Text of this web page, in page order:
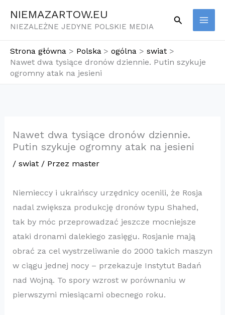
NIEMAZARTOW.EU
NIEZALEŻNE JEDYNE POLSKIE MEDIA
Szukaj
Strona główna Polska ogólna
swiat
Nawet dwa tysiące dronów dziennie. Putin szykuje
ogromny atak na jesieni
Nawet dwa tysiące dronów dziennie.
Putin szykuje ogromny atak na jesieni
/ swiat/ Przez master
Niemieccy i ukraińscy urzędnicy ocenili, że Rosja
nadal zwiększa produkcję dronów typu Shahed,
tak by móc przeprowadzać jeszcze mocniejsze
ataki dronami dalekiego zasięgu. Rosjanie mają
obrać za cel wystrzeliwanie do 2000 takich maszyn
w ciągu jednej nocy – przekazuje Instytut Badań
nad Wojną. To spory wzrost w porównaniu w
pierwszymi miesiącami obecnego roku.